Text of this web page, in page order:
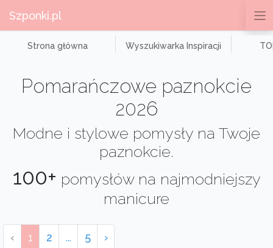
Szponki.pl
Strona główna Wyszukiwarka Inspiracji
Pomarańczowe paznokcie
2026
Modne i stylowe pomysły na Twoje
paznokcie.
100+ pomysłów na najmodniejszy
manicure
‹ 1 2 ... 5 ›